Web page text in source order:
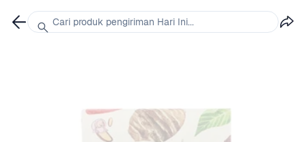
Cari produk pengiriman Hari Ini...